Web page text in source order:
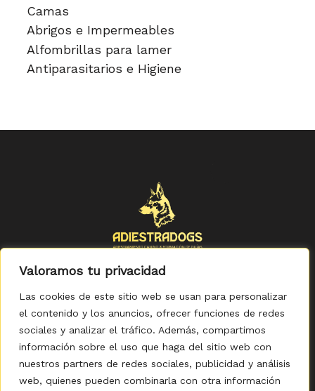
Valoramos tu privacidad
Las cookies de este sitio web se usan para personalizar
el contenido y los anuncios, ofrecer funciones de redes
sociales y analizar el tráfico. Además, compartimos
información sobre el uso que haga del sitio web con
nuestros partners de redes sociales, publicidad y análisis
web, quienes pueden combinarla con otra información
Camas
Abrigos e Impermeables
Alfombrillas para lamer
Antiparasitarios e Higiene
Política de Privacidad -Política de Cookies-Aviso legal
Accesibilidad- Condiciones Generales de Compra